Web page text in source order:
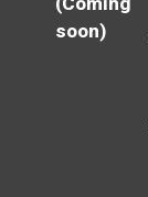
soon)